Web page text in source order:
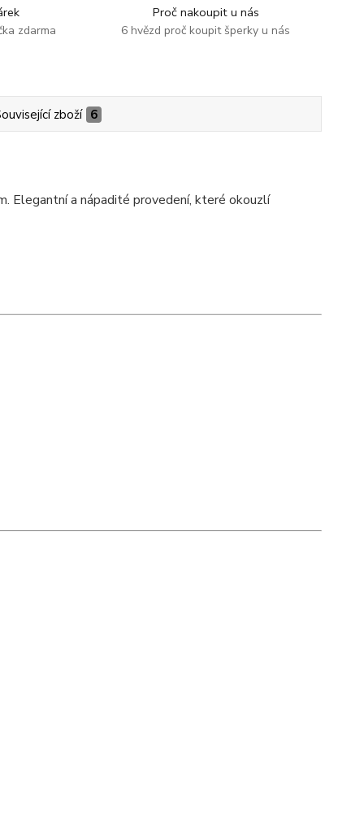
zdarma
Proč nakoupit u nás
6 hvězd proč koupit šperky u nás
zboží 6
Elegantní a nápadité provedení, které okouzlí